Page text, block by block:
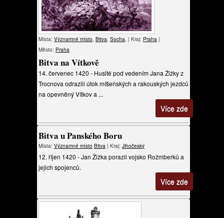
Místa: Významné místo, Bitva, Socha, | Kraj: Praha |
Město: Praha
Bitva na Vítkově
14. červenec 1420 - Husité pod vedením Jana Žižky z
Trocnova odrazili útok míšeňských a rakouských jezdců
na opevněný Vítkov a ...
Více zde
Bitva u Panského Boru
Místa: Významné místo Bitva | Kraj: Jihočeský
12. říjen 1420 - Jan Žižka porazil vojsko Rožmberků a
jejich spojenců.
Více zde